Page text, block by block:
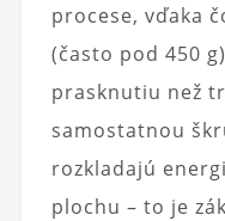
procese, vďaka
(často pod 450
prasknutiu než
samostatnou
rozkladajú
plochu – to je